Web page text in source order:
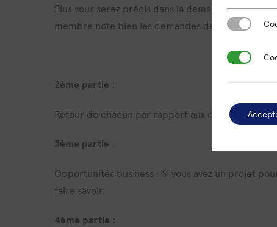
Plus vous serez précis dans la demande plus
membre note bien les demandes des autres
2ème partie :
Retour de chacun par rapport aux demandes
3ème partie :
Opportunités business : Si vous avez un projet
faire savoir.
4ème partie :
Cookies
Cookies